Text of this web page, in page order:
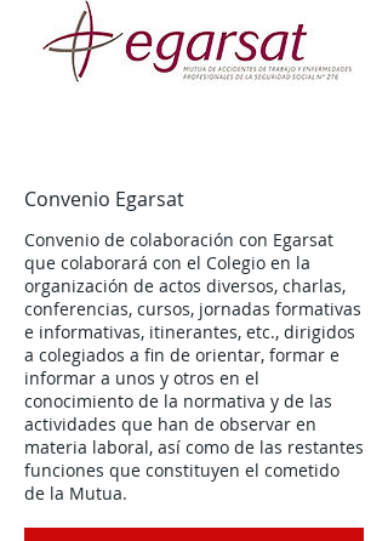
Convenio Egarsat
Convenio de colaboración con Egarsat
que colaborará con el Colegio en la
organización de actos diversos, charlas,
conferencias, cursos, jornadas formativas
e informativas, itinerantes, etc., dirigidos
a colegiados a fin de orientar, formar e
informar a unos y otros en el
conocimiento de la normativa y de las
actividades que han de observar en
materia laboral, así como de las restantes
funciones que constituyen el cometido
de la Mutua.